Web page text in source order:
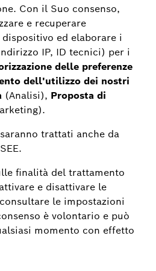
una forte partnership